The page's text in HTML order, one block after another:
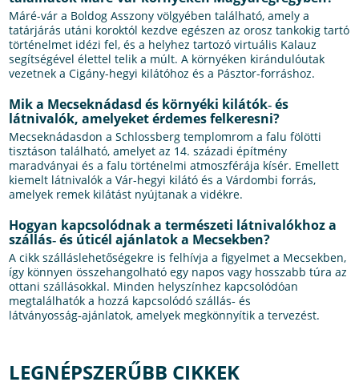
Máré-vár a Boldog Asszony völgyében található, amely a
tatárjárás utáni koroktól kezdve egészen az orosz tankokig tartó
történelmet idézi fel, és a helyhez tartozó virtuális Kalauz
segítségével élettel telik a múlt. A környéken kirándulóutak
vezetnek a Cigány-hegyi kilátóhoz és a Pásztor-forráshoz.
Mik a Mecseknádasd és környéki kilátók‑ és
látnivalók, amelyeket érdemes felkeresni?
Mecseknádasdon a Schlossberg templomrom a falu fölötti
tisztáson található, amelyet az 14. századi építmény
maradványai és a falu történelmi atmoszférája kísér. Emellett
kiemelt látnivalók a Vár-hegyi kilátó és a Várdombi forrás,
amelyek remek kilátást nyújtanak a vidékre.
Hogyan kapcsolódnak a természeti látnivalókhoz a
szállás‑ és úticél ajánlatok a Mecsekben?
A cikk szálláslehetőségekre is felhívja a figyelmet a Mecsekben,
így könnyen összehangolható egy napos vagy hosszabb túra az
ottani szállásokkal. Minden helyszínhez kapcsolódóan
megtalálhatók a hozzá kapcsolódó szállás‑ és
látványosság‑ajánlatok, amelyek megkönnyítik a tervezést.
LEGNÉPSZERŰBB CIKKEK